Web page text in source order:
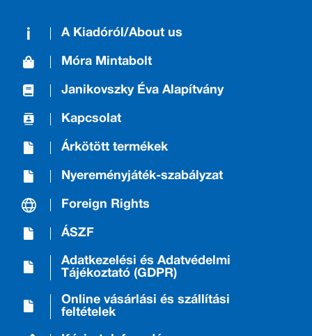
A Kiadóról/About us
Móra Mintabolt
Janikovszky Éva Alapítvány
Kapcsolat
Árkötött termékek
Nyereményjáték-szabályzat
Foreign Rights
ÁSZF
Adatkezelési és Adatvédelmi
Tájékoztató (GDPR)
Online vásárlási és szállítási
feltételek